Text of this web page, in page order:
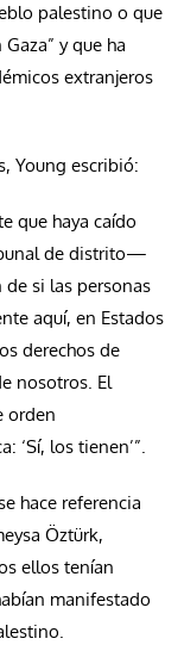
palestino o que
y que ha
extranjeros
Young escribió:
que haya caído
de distrito—
si las personas
aquí, en Estados
derechos de
nosotros. El
orden
‘Sí, los tienen’”.
hace referencia
Öztürk,
ellos tenían
manifestado